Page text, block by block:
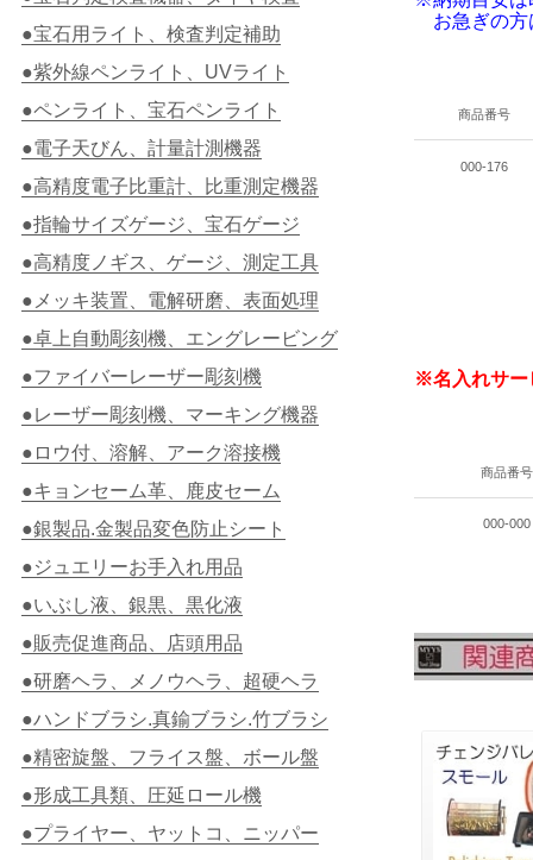
お急ぎの方
商品番号
000-176
※名入れサー
商品番号
000-000
●宝石用ライト、検査判定補助
●紫外線ペンライト、UVライト
●ペンライト、宝石ペンライト
●電子天びん、計量計測機器
●高精度電子比重計、比重測定機器
●指輪サイズゲージ、宝石ゲージ
●高精度ノギス、ゲージ、測定工具
●メッキ装置、電解研磨、表面処理
●卓上自動彫刻機、エングレービング
●ファイバーレーザー彫刻機
●レーザー彫刻機、マーキング機器
●ロウ付、溶解、アーク溶接機
●キョンセーム革、鹿皮セーム
●銀製品.金製品変色防止シート
●ジュエリーお手入れ用品
●いぶし液、銀黒、黒化液
●販売促進商品、店頭用品
●研磨ヘラ、メノウヘラ、超硬ヘラ
●ハンドブラシ.真鍮ブラシ.竹ブラシ
●精密旋盤、フライス盤、ボール盤
●形成工具類、圧延ロール機
●プライヤー、ヤットコ、ニッパー